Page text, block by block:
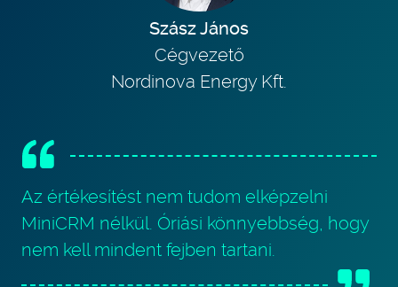
Szász János
Cégvezető
Nordinova Energy Kft.
Az értékesítést nem tudom elképzelni
MiniCRM nélkül. Óriási könnyebbség, hogy
nem kell mindent fejben tartani.